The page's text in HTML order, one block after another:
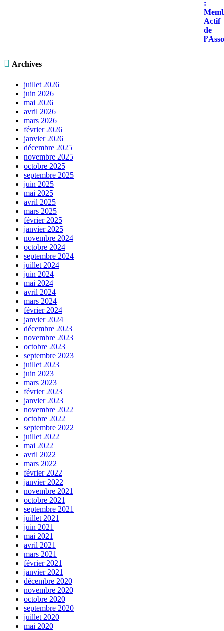
 Archives
juillet 2026
juin 2026
mai 2026
avril 2026
mars 2026
février 2026
janvier 2026
décembre 2025
novembre 2025
octobre 2025
septembre 2025
juin 2025
mai 2025
avril 2025
mars 2025
février 2025
janvier 2025
novembre 2024
octobre 2024
septembre 2024
juillet 2024
juin 2024
mai 2024
avril 2024
mars 2024
février 2024
janvier 2024
décembre 2023
novembre 2023
octobre 2023
septembre 2023
juillet 2023
juin 2023
mars 2023
février 2023
janvier 2023
novembre 2022
octobre 2022
septembre 2022
juillet 2022
mai 2022
avril 2022
mars 2022
février 2022
janvier 2022
novembre 2021
octobre 2021
septembre 2021
juillet 2021
juin 2021
mai 2021
avril 2021
mars 2021
février 2021
janvier 2021
décembre 2020
novembre 2020
octobre 2020
septembre 2020
juillet 2020
mai 2020